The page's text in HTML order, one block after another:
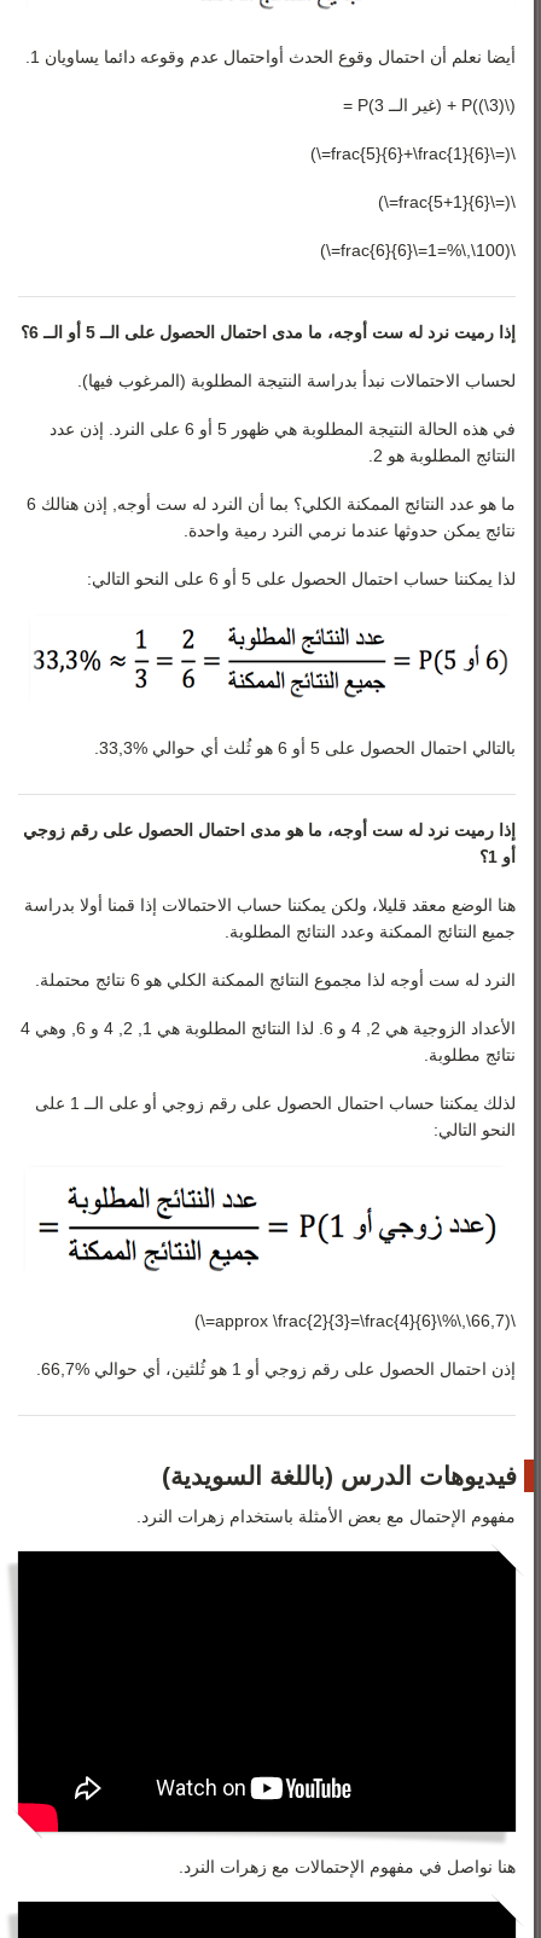
أيضا نعلم أن احتمال وقوع الحدث أواحتمال عدم وقوعه دائما يساويان 1.
(\(3\))P + (غير الــ 3)P =
\(=\frac{5}{6}+\frac{1}{6}=\)
\(=\frac{5+1}{6}=\)
\(100\,\%=1=\frac{6}{6}=\)
إذا رميت نرد له ست أوجه، ما مدى احتمال الحصول على الــ 5 أو الــ 6؟
لحساب الاحتمالات نبدأ بدراسة النتيجة المطلوبة (المرغوب فيها).
في هذه الحالة النتيجة المطلوبة هي ظهور 5 أو 6 على النرد. إذن عدد
النتائج المطلوبة هو 2.
ما هو عدد النتائج الممكنة الكلي؟ بما أن النرد له ست أوجه, إذن هنالك 6
نتائج يمكن حدوثها عندما نرمي النرد رمية واحدة.
لذا يمكننا حساب احتمال الحصول على 5 أو 6 على النحو التالي:
بالتالي احتمال الحصول على 5 أو 6 هو ثُلث أي حوالي %33,3.
إذا رميت نرد له ست أوجه، ما هو مدى احتمال الحصول على رقم زوجي
أو 1؟
هنا الوضع معقد قليلا، ولكن يمكننا حساب الاحتمالات إذا قمنا أولا بدراسة
جميع النتائج الممكنة وعدد النتائج المطلوبة.
النرد له ست أوجه لذا مجموع النتائج الممكنة الكلي هو 6 نتائج محتملة.
الأعداد الزوجية هي 2, 4 و 6. لذا النتائج المطلوبة هي 1, 2, 4 و 6, وهي 4
نتائج مطلوبة.
لذلك يمكننا حساب احتمال الحصول على رقم زوجي أو على الــ 1 على
النحو التالي:
\(66,7\,\%\approx \frac{2}{3}=\frac{4}{6}=\)
إذن احتمال الحصول على رقم زوجي أو 1 هو ثُلثين، أي حوالي %66,7.
فيديوهات الدرس (باللغة السويدية)
مفهوم الإحتمال مع بعض الأمثلة باستخدام زهرات النرد.
هنا نواصل في مفهوم الإحتمالات مع زهرات النرد.